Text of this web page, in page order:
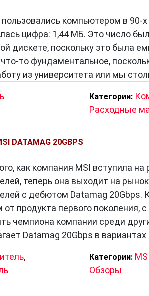
компьютером в 90-
цифра: 1,44 МБ. Это число
дискете, поскольку это была
то фундаментальное,
из университета или мы
Категории:
Расходные
DATAMAG 20GBPS
как компания MSI вступила
теперь она выходит на
с дебютом Datamag 20Gbps.
от продукта первого
чемпиона компании среди
Datamag 20Gbps в
,
Категории:
Обзоры